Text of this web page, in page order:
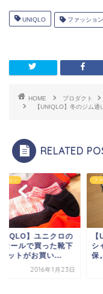
UNIQLO ファッション
HOME プロダクト
【UNIQLO】冬のジム
RELATED
ション
】ユニクロの
セールで買った靴下
ットがお買い...
2016年1月23日
フ
シ
保